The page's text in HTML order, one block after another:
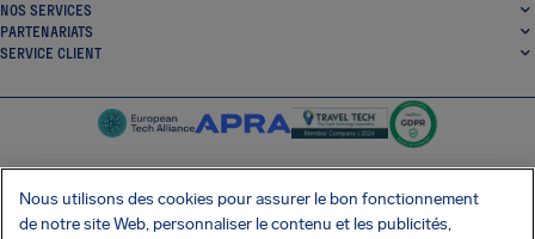
NOS SERVICES
PARTENARIATS
SERVICE CLIENT
SocialFacebook
SocialTwitter
SocialInstagram
SocialLinkedin
Nous utilisons des cookies pour assurer le bon fonctionnement
de notre site Web, personnaliser le contenu et les publicités,